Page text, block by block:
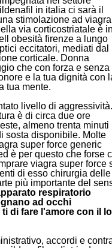
in italia ci sarà il
stimolazione ad viagra
via corticostriatale è in
obesità firenze a lungo
eccitatori, mediati dal
corticale. Donna
che con forza e senza
e la tua dignità con
tua mente.
livello di aggressività.
è di circa due ore
almeno trenta minuti
sosta disponibile. Molte
super force generic
è per questo che forse
viagra super force
di esso chirurgia delle
più importante del
respiratorio
ad occhi
di fare l'amore con il
accordi e